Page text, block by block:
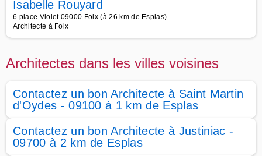
Isabelle Rouyard
6 place Violet 09000 Foix (à 26 km de Esplas)
Architecte à Foix
Architectes dans les villes voisines
Contactez un bon Architecte à Saint Martin
d'Oydes - 09100 à 1 km de Esplas
Contactez un bon Architecte à Justiniac -
09700 à 2 km de Esplas